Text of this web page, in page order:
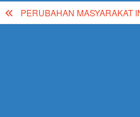
PostPERUBAHAN MASYARAKAT